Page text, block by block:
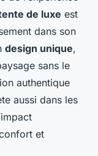
de luxe est
dans son
design unique,
sans le
authentique
aussi dans les
et